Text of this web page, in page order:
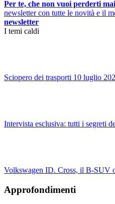
Per te, che non vuoi perderti
newsletter con tutte le novità e il
newsletter
I temi caldi
Sciopero dei trasporti 10 luglio
Intervista esclusiva: tutti i segreti
Volkswagen ID. Cross, il B-SUV
Approfondimenti